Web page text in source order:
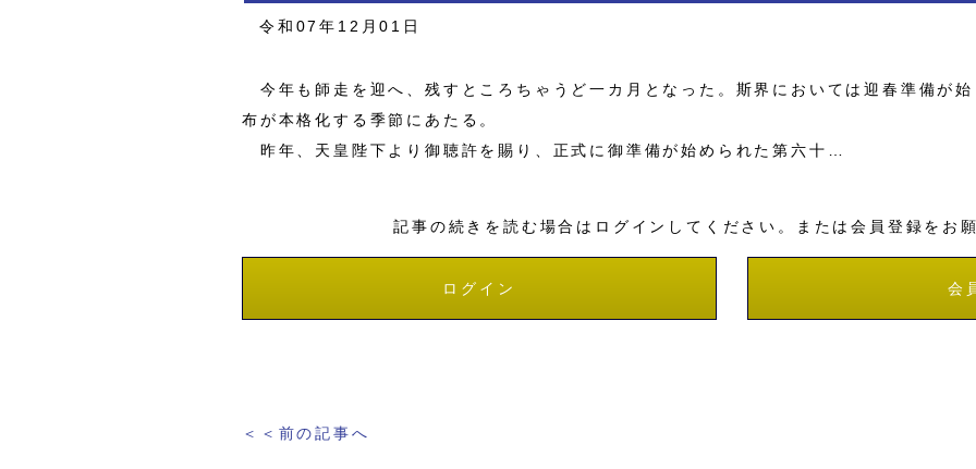
令和07年12月01日
今年も師走を迎へ、残すところちゃうど一カ月となった。斯界においては迎春準備が
布が本格化する季節にあたる。
昨年、天皇陛下より御聴許を賜り、正式に御準備が始められた第六十…
記事の続きを読む場合はログインしてください。または会員登録をお
ログイン 会
＜＜前の記事へ